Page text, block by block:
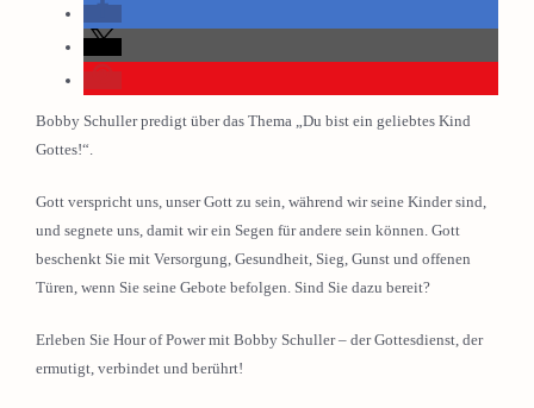
Bobby Schuller predigt über das Thema „Du bist ein geliebtes Kind
Gottes!“.
Gott verspricht uns, unser Gott zu sein, während wir seine Kinder sind,
und segnete uns, damit wir ein Segen für andere sein können. Gott
beschenkt Sie mit Versorgung, Gesundheit, Sieg, Gunst und offenen
Türen, wenn Sie seine Gebote befolgen. Sind Sie dazu bereit?
Erleben Sie Hour of Power mit Bobby Schuller – der Gottesdienst, der
ermutigt, verbindet und berührt!